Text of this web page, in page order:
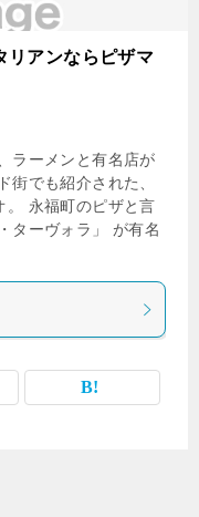
リアンならピザマ
ラーメンと有名店が
街でも紹介された、
。 永福町のピザと言
ターヴォラ」 が有名